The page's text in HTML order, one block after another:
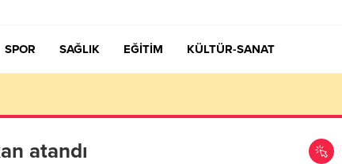
SPOR SAĞLIK EĞİTİM KÜLTÜR-SANAT
Kılavuzu yayımlandı – Nefes Gazetesi – Kocaeli Haber
atandı